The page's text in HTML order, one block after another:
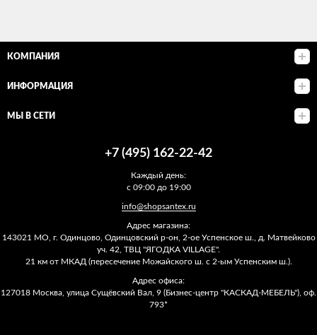
КОМПАНИЯ
ИНФОРМАЦИЯ
МЫ В СЕТИ
+7 (495) 162-22-42
Каждый день:
с 09:00 до 19:00
info@shopsantex.ru
Адрес магазина:
143021 МО, г. Одинцово, Одинцовский р-он, 2-ое Успенское ш., д. Матвейково
уч. 42, ТВЦ "ЯГОДКА VILLAGE".
21 км от МКАД (пересечение Можайского ш. с 2-ым Успенским ш.).
Адрес офиса:
127018 Москва, улица Сущёвский Вал, 9 (Бизнес-центр "КАСКАД-МЕБЕЛЬ"), оф.
793*